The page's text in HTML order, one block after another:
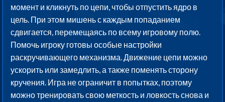
момент и кликнуть по цепи, чтобы отпустить ядро в
цель. При этом мишень с каждым попаданием
сдвигается, перемещаясь по всему игровому полю.
Помочь игроку готовы особые настройки
раскручивающего механизма. Движение цепи можно
ускорить или замедлить, а также поменять сторону
кручения. Игра не ограничит в попытках, поэтому
можно тренировать свою меткость и ловкость снова и